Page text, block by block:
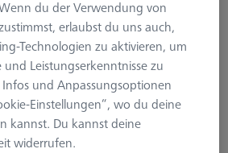
du der Verwendung von
erlaubst du uns auch,
Technologien zu aktivieren, um
Leistungserkenntnisse zu
und Anpassungsoptionen
Einstellungen“, wo du deine
kannst. Du kannst deine
widerrufen.